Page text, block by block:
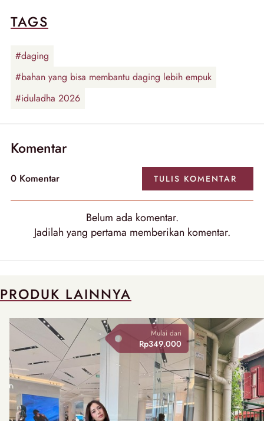
TAGS
#daging
#bahan yang bisa membantu daging lebih empuk
#iduladha 2026
Komentar
0 Komentar TULIS KOMENTAR
Belum ada komentar.
Jadilah yang pertama memberikan komentar.
PRODUK LAINNYA
Mulai dari
Rp349.000